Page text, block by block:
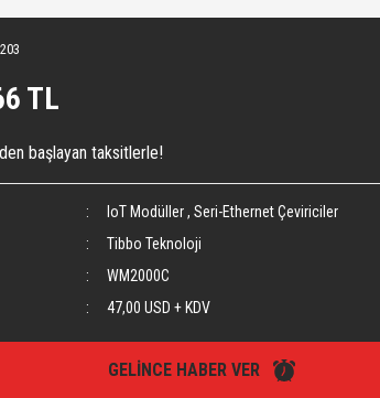
TL
den başlayan taksitlerle!
IoT Modüller , Seri-Ethernet Çeviriciler
Tibbo Teknoloji
WM2000C
47,00 USD + KDV
GELİNCE HABER VER